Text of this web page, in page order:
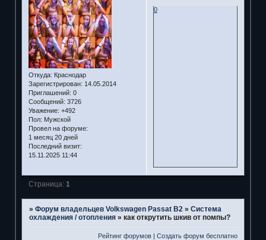
Откуда: Краснодар
Зарегистрирован: 14.05.2014
Приглашений: 0
Сообщений: 3726
Уважение: +492
Пол: Мужской
Провел на форуме:
1 месяц 20 дней
Последний визит:
15.11.2025 11:44
0
Страница: 1
» Форум владельцев Volkswagen Passat B2 » Система
охлаждения / отопления » как открутить шкив от помпы?
Рейтинг форумов |Создать форум бесплатно